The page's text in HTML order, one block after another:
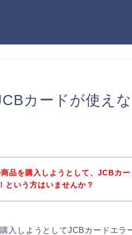
カードが使え
品を購入しようとして、JCBカー
という方はいませんか？
入しようとしてJCBカードエラ